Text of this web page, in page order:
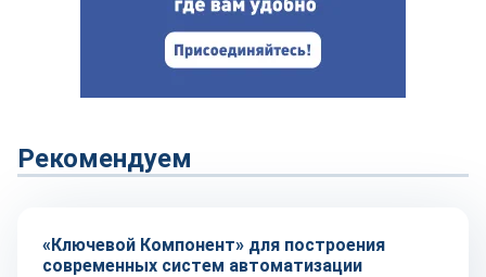
Рекомендуем
Репортаж
«Ключевой Компонент» для построения
современных систем автоматизации